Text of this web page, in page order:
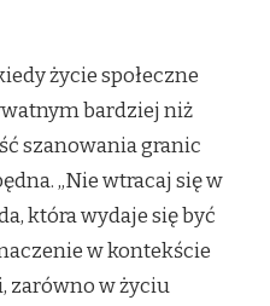
W
SPRAWY:
SZACUNEK
GRANIC
OSOBISTYCH
życie społeczne
bardziej niż
szanowania granic
„Nie wtracaj się w
która wydaje się być
w kontekście
zarówno w życiu